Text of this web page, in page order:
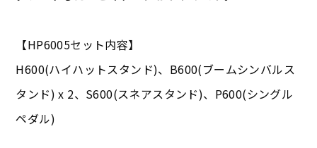
【HP6005セット内容】
H600(ハイハットスタンド)、B600(ブームシンバルス
タンド) x 2、S600(スネアスタンド)、P600(シングル
ペダル)